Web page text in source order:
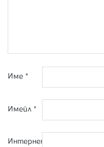
Име *
Имейл *
Интернет